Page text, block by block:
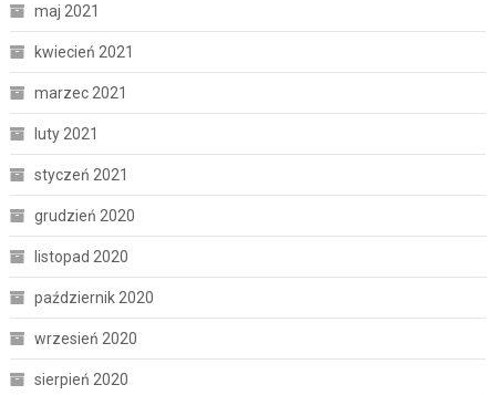
maj 2021
kwiecień 2021
marzec 2021
luty 2021
styczeń 2021
grudzień 2020
listopad 2020
październik 2020
wrzesień 2020
sierpień 2020